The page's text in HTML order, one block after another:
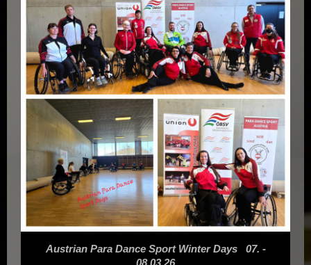
Austrian Para Dance Sport Winter Days 07. -
08.03.26